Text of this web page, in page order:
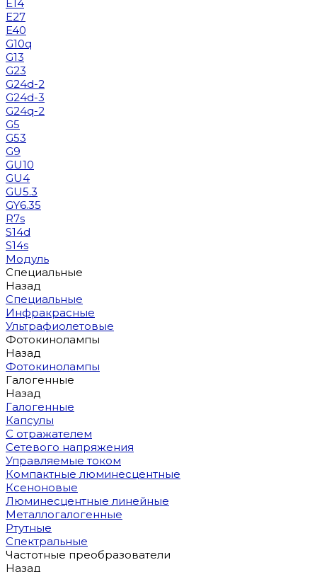
E14
E27
E40
G10q
G13
G23
G24d-2
G24d-3
G24q-2
G5
G53
G9
GU10
GU4
GU5.3
GY6.35
R7s
S14d
S14s
Модуль
Специальные
Назад
Специальные
Инфракрасные
Ультрафиолетовые
Фотокинолампы
Назад
Фотокинолампы
Галогенные
Назад
Галогенные
Капсулы
С отражателем
Сетевого напряжения
Управляемые током
Компактные люминесцентные
Ксеноновые
Люминесцентные линейные
Металлогалогенные
Ртутные
Спектральные
Частотные преобразователи
Назад